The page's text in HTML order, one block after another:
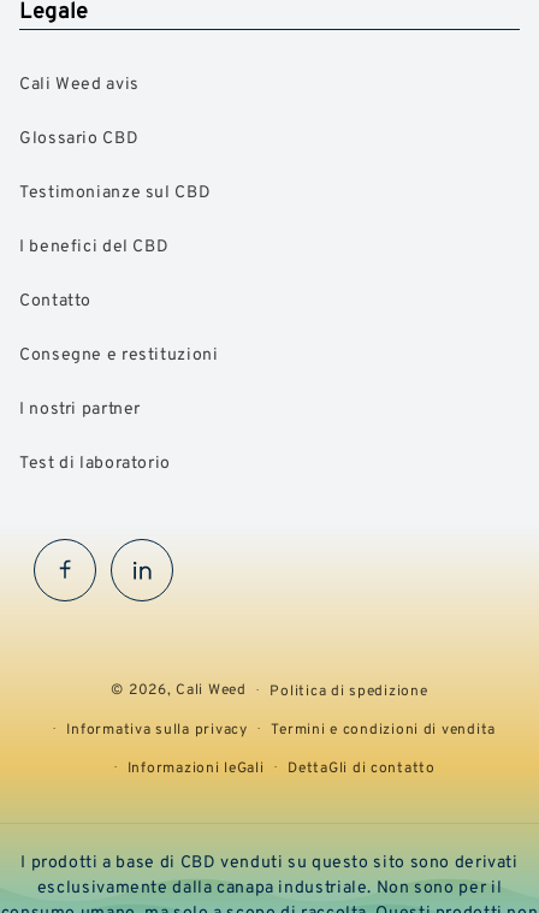
Legale
Cali Weed avis
Glossario CBD
Testimonianze sul CBD
I benefici del CBD
Contatto
Consegne e restituzioni
I nostri partner
Test di laboratorio
FacebookInstaGram
© 2026,Cali Weed
Politica di spedizione
Informativa sulla privacy
Termini e condizioni di vendita
Informazioni leGali
DettaGli di contatto
I prodotti a base di CBD venduti su questo sito sono derivati
esclusivamente dalla canapa industriale. Non sono per il